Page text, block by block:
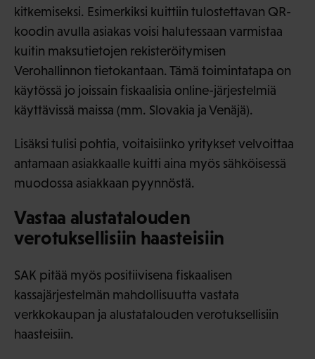
kitkemiseksi. Esimerkiksi kuittiin tulostettavan QR-
koodin avulla asiakas voisi halutessaan varmistaa
kuitin maksutietojen rekisteröitymisen
Verohallinnon tietokantaan. Tämä toimintatapa on
käytössä jo joissain fiskaalisia online-järjestelmiä
käyttävissä maissa (mm. Slovakia ja Venäjä).
Lisäksi tulisi pohtia, voitaisiinko yritykset velvoittaa
antamaan asiakkaalle kuitti aina myös sähköisessä
muodossa asiakkaan pyynnöstä.
Vastaa alustatalouden
verotuksellisiin haasteisiin
SAK pitää myös positiivisena fiskaalisen
kassajärjestelmän mahdollisuutta vastata
verkkokaupan ja alustatalouden verotuksellisiin
haasteisiin.